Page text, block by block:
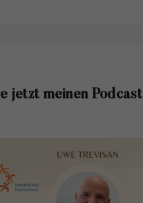
jetzt meinen Podcast